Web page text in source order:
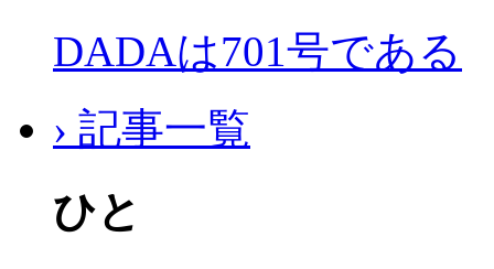
DADAは701号である
› 記事一覧
ひと